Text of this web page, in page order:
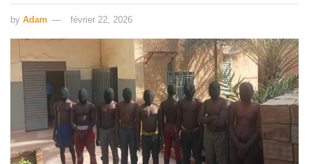
by Adam février 22, 2026